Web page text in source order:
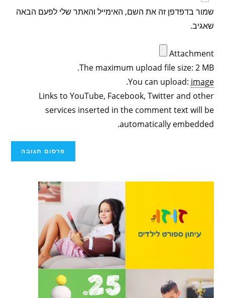
שמור בדפדפן זה את השם, האימייל והאתר שלי לפעם הבאה
שאגיב.
Attachment
The maximum upload file size: 2 MB.
You can upload: image
.
Links to YouTube, Facebook, Twitter and other
services inserted in the comment text will be
automatically embedded.